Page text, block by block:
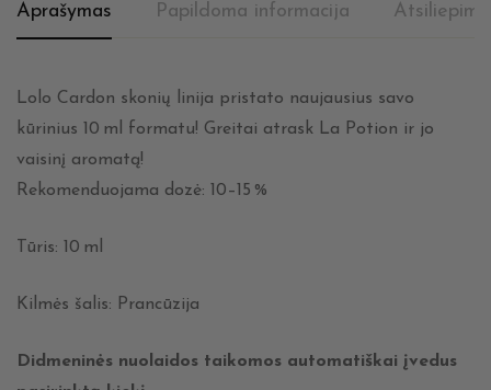
Aprašymas Papildoma informacija
Lolo Cardon skonių linija pristato naujausius savo
kūrinius 10 ml formatu! Greitai atrask La Potion ir jo
vaisinį aromatą!
Rekomenduojama dozė: 10–15 %
Tūris: 10 ml
Kilmės šalis: Prancūzija
Didmeninės nuolaidos taikomos automatiškai įvedus